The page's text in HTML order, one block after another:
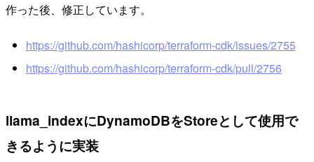
作った後、修正しています。
https://github.com/hashicorp/terraform-cdk/issues/2755
https://github.com/hashicorp/terraform-cdk/pull/2756
llama_indexにDynamoDBをStoreとして使用で
きるように実装